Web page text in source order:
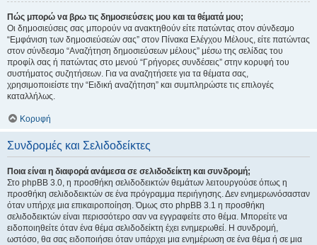
Πώς μπορώ να βρω τις δημοσιεύσεις μου και τα θέματά μου;
Οι δημοσιεύσεις σας μπορούν να ανακτηθούν είτε πατώντας στον σύνδεσμο
“Εμφάνιση των δημοσιεύσεών σας” στον Πίνακα Ελέγχου Μέλους, είτε πατώντας
στον σύνδεσμο “Αναζήτηση δημοσιεύσεων μέλους” μέσω της σελίδας του
προφίλ σας ή πατώντας στο μενού “Γρήγορες συνδέσεις” στην κορυφή του
συστήματος συζητήσεων. Για να αναζητήσετε για τα θέματα σας,
χρησιμοποιείστε την “Ειδική αναζήτηση” και συμπληρώστε τις επιλογές
καταλλήλως.
Κορυφή
Συνδρομές και Σελιδοδείκτες
Ποια είναι η διαφορά ανάμεσα σε σελιδοδείκτη και συνδρομή;
Στο phpBB 3.0, η προσθήκη σελιδοδεικτών θεμάτων λειτουργούσε όπως η
προσθήκη σελιδοδεικτών σε ένα πρόγραμμα περιήγησης. Δεν ενημερωνόσασταν
όταν υπήρχε μια επικαιροποίηση. Όμως στο phpBB 3.1 η προσθήκη
σελιδοδεικτών είναι περισσότερο σαν να εγγραφείτε στο θέμα. Μπορείτε να
ειδοποιηθείτε όταν ένα θέμα σελιδοδείκτη έχει ενημερωθεί. Η συνδρομή,
ωστόσο, θα σας ειδοποιήσει όταν υπάρχει μια ενημέρωση σε ένα θέμα ή σε μια